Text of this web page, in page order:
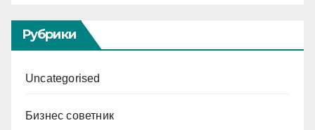
Рубрики
Uncategorised
Бизнес советник